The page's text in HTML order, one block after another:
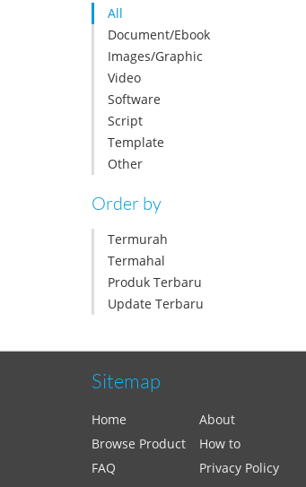
All
Document/Ebook
Images/Graphic
Video
Software
Script
Template
Other
Order by
Termurah
Termahal
Produk Terbaru
Update Terbaru
Sitemap
Home About
Browse Product
How to
FAQ
Privacy Policy